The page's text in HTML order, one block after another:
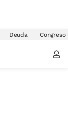
Deuda Congreso